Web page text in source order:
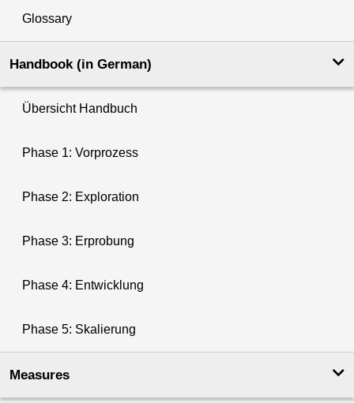
Glossary
Handbook (in German)
Übersicht Handbuch
Phase 1: Vorprozess
Phase 2: Exploration
Phase 3: Erprobung
Phase 4: Entwicklung
Phase 5: Skalierung
Measures